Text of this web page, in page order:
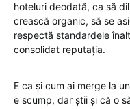
hoteluri deodată, ca să
crească organic, să se
respectă standardele
consolidat reputația.
E ca și cum ai merge la
e scump, dar știi și că o